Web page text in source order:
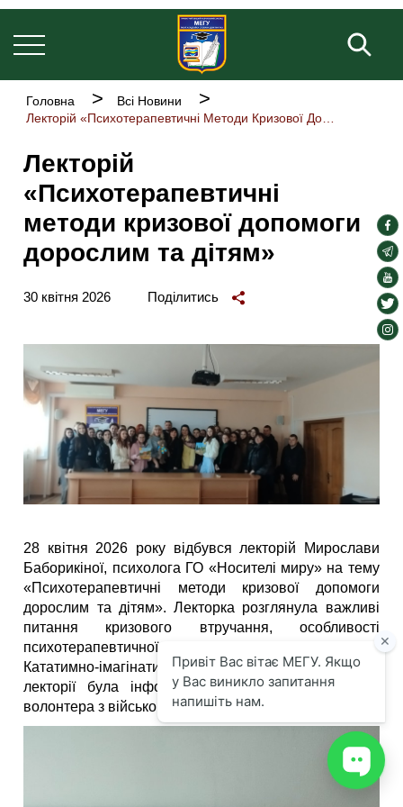
Перейти
до
основного
вмісту
Основна
Рядок
навіґації
Головна
Всі Новини
Лекторій
«Психотерапевтичні
методи кризової допомоги
дорослим та дітям»
30 квітня 2026 Поділитись
28 квітня 2026 року відбувся лекторій Мирослави
Баборикіної, психолога ГО «Носителі миру» на тему
«Психотерапевтичні методи кризової допомоги
дорослим та дітям». Лекторка розглянула важливі
питання кризового втручання, особливості
психотерапевтичної допомоги в методах КТП та
Кататимно-імагінативній психотерапії. Цінним на
лекторії була інформація щодо її діяльності як
волонтера з військовослужбовцями.